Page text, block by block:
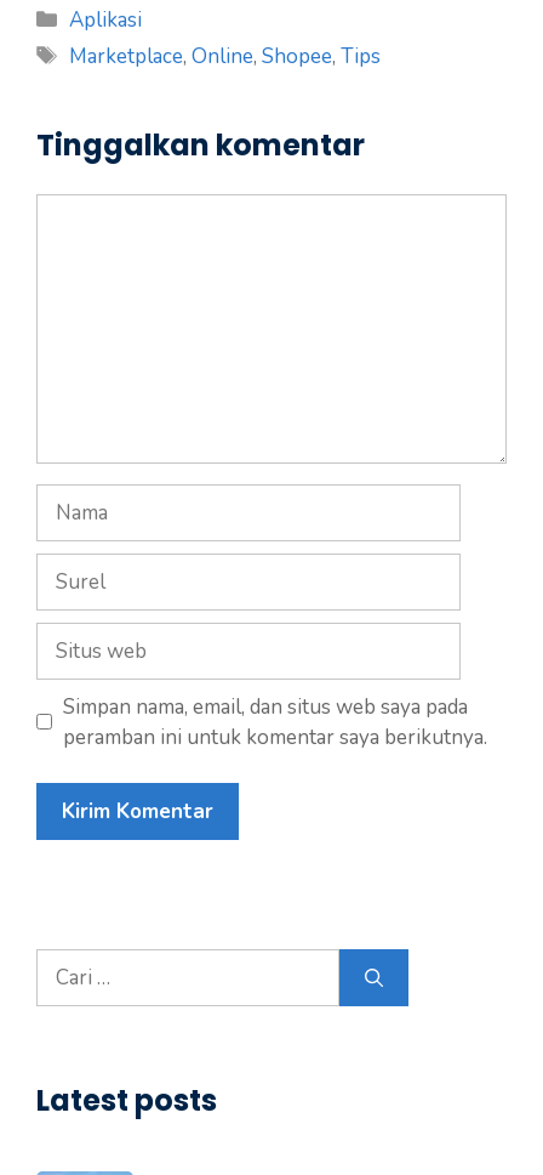
Kategori
Aplikasi
Tag
Marketplace,Online,Shopee,Tips
Tinggalkan komentar
Nama
Surel
Situs
web
Simpan nama, email, dan situs web saya pada
peramban ini untuk komentar saya berikutnya.
Cari
untuk:
Latest posts